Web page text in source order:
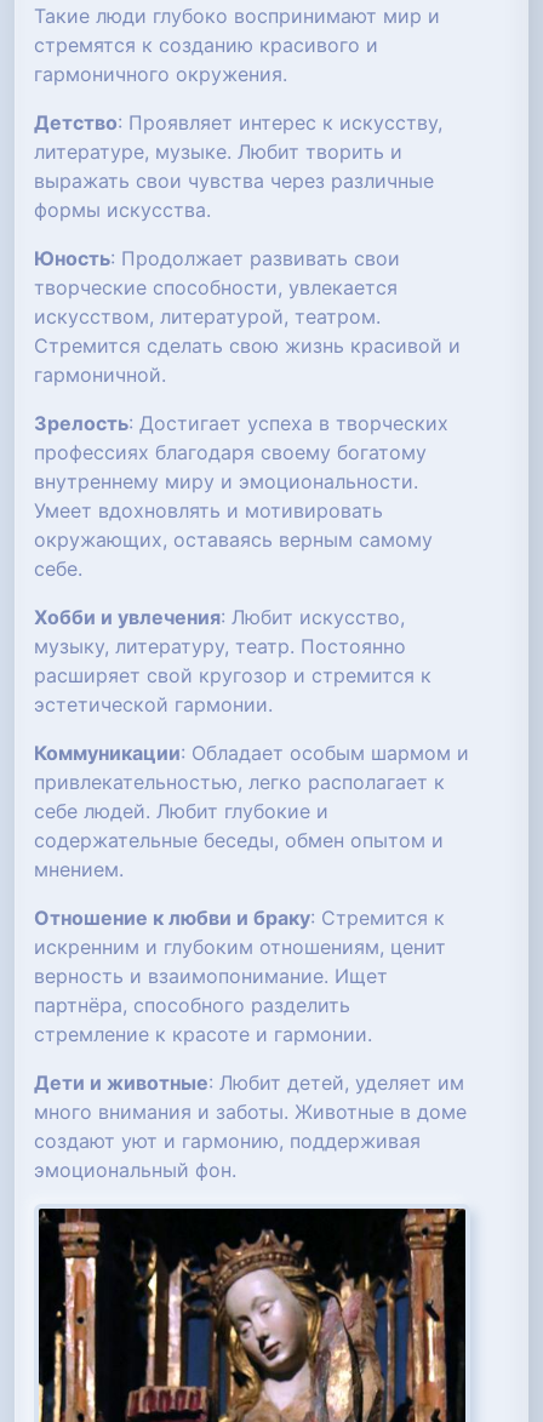
Такие люди глубоко воспринимают мир и
стремятся к созданию красивого и
гармоничного окружения.
Детство: Проявляет интерес к искусству,
литературе, музыке. Любит творить и
выражать свои чувства через различные
формы искусства.
Юность: Продолжает развивать свои
творческие способности, увлекается
искусством, литературой, театром.
Стремится сделать свою жизнь красивой и
гармоничной.
Зрелость: Достигает успеха в творческих
профессиях благодаря своему богатому
внутреннему миру и эмоциональности.
Умеет вдохновлять и мотивировать
окружающих, оставаясь верным самому
себе.
Хобби и увлечения: Любит искусство,
музыку, литературу, театр. Постоянно
расширяет свой кругозор и стремится к
эстетической гармонии.
Коммуникации: Обладает особым шармом и
привлекательностью, легко располагает к
себе людей. Любит глубокие и
содержательные беседы, обмен опытом и
мнением.
Отношение к любви и браку: Стремится к
искренним и глубоким отношениям, ценит
верность и взаимопонимание. Ищет
партнёра, способного разделить
стремление к красоте и гармонии.
Дети и животные: Любит детей, уделяет им
много внимания и заботы. Животные в доме
создают уют и гармонию, поддерживая
эмоциональный фон.